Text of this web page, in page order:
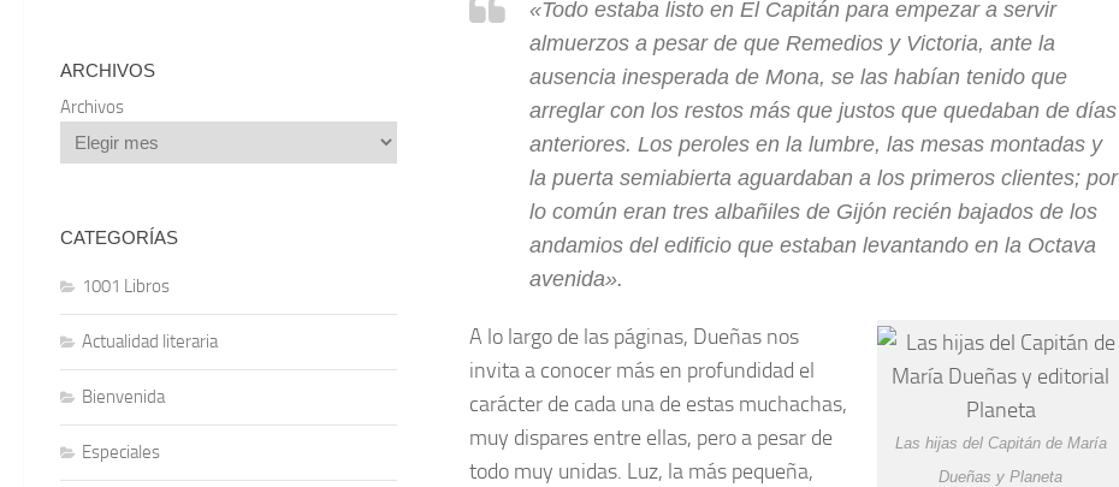
«Todo estaba listo en El Capitán para empezar a servir
almuerzos a pesar de que Remedios y Victoria, ante la
ausencia inesperada de Mona, se las habían tenido que
arreglar con los restos más que justos que quedaban de días
anteriores. Los peroles en la lumbre, las mesas montadas y
la puerta semiabierta aguardaban a los primeros clientes; por
lo común eran tres albañiles de Gijón recién bajados de los
andamios del edificio que estaban levantando en la Octava
avenida».
Las hijas del Capitán de María
Dueñas y Planeta
A lo largo de las páginas, Dueñas nos
invita a conocer más en profundidad el
carácter de cada una de estas muchachas,
muy dispares entre ellas, pero a pesar de
todo muy unidas. Luz, la más pequeña,
ARCHIVOS
Archivos
CATEGORÍAS
1001 Libros
Actualidad literaria
Bienvenida
Especiales